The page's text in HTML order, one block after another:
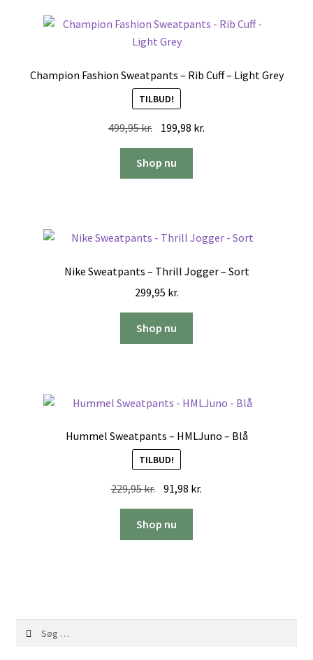
Champion Fashion Sweatpants – Rib Cuff – Light Grey
TILBUD!
499,95kr. Den
pris
var:
199,98 kr.
Shop nu
Nike Sweatpants – Thrill Jogger – Sort
299,95 kr.
Shop nu
Hummel Sweatpants – HMLJuno – Blå
TILBUD!
229,95kr. Den
pris
var:
91,98 kr.
Shop nu